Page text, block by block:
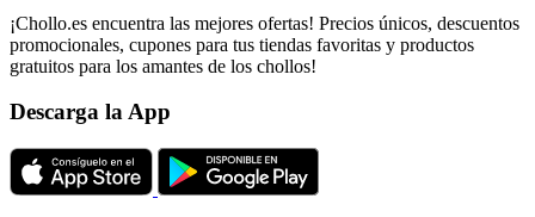
¡Chollo.es encuentra las mejores ofertas! Precios únicos, descuentos
promocionales, cupones para tus tiendas favoritas y productos
gratuitos para los amantes de los chollos!
Descarga la App